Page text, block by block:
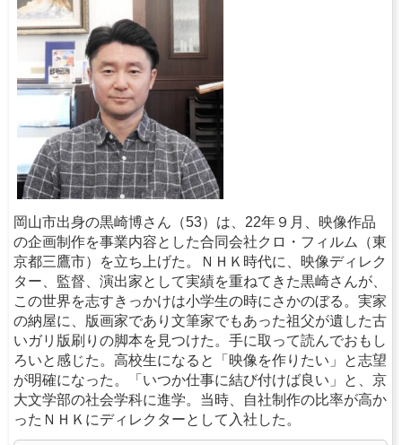
岡山市出身の黒崎博さん（53）は、22年９月、映像作品
の企画制作を事業内容とした合同会社クロ・フィルム（東
京都三鷹市）を立ち上げた。ＮＨＫ時代に、映像ディレク
ター、監督、演出家として実績を重ねてきた黒崎さんが、
この世界を志すきっかけは小学生の時にさかのぼる。実家
の納屋に、版画家であり文筆家でもあった祖父が遺した古
いガリ版刷りの脚本を見つけた。手に取って読んでおもし
ろいと感じた。高校生になると「映像を作りたい」と志望
が明確になった。「いつか仕事に結び付けば良い」と、京
大文学部の社会学科に進学。当時、自社制作の比率が高か
ったＮＨＫにディレクターとして入社した。